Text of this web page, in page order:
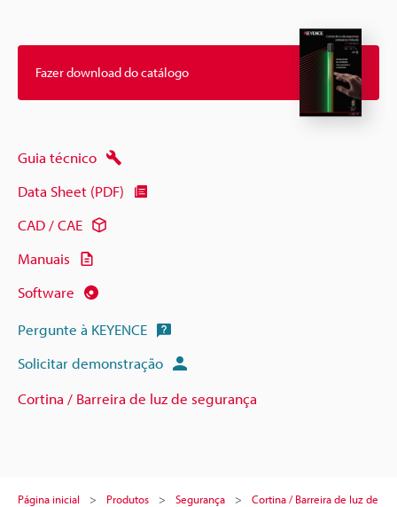
Fazer download do catálogo
Guia técnico
Data Sheet (PDF)
CAD / CAE
Manuais
Software
Pergunte à KEYENCE
Solicitar demonstração
Cortina / Barreira de luz de segurança
Página inicial Produtos Segurança
Cortina / Barreira de luz de